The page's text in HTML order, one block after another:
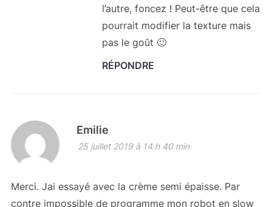
l’autre, foncez ! Peut-être que cela
pourrait modifier la texture mais
pas le goût 🙂
RÉPONDRE
Emilie
25 juillet 2019 à 14 h 40 min
Merci. Jai essayé avec la crème semi épaisse. Par
contre impossible de programme mon robot en slow